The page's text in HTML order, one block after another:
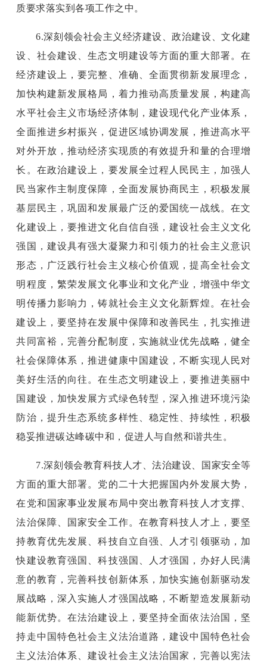
质要求落实到各项工作之中。
6.深刻领会社会主义经济建设、政治建设、文化建
设、社会建设、生态文明建设等方面的重大部署。在
经济建设上，要完整、准确、全面贯彻新发展理念，
加快构建新发展格局，着力推动高质量发展，构建高
水平社会主义市场经济体制，建设现代化产业体系，
全面推进乡村振兴，促进区域协调发展，推进高水平
对外开放，推动经济实现质的有效提升和量的合理增
长。在政治建设上，要发展全过程人民民主，加强人
民当家作主制度保障，全面发展协商民主，积极发展
基层民主，巩固和发展最广泛的爱国统一战线。在文
化建设上，要推进文化自信自强，建设社会主义文化
强国，建设具有强大凝聚力和引领力的社会主义意识
形态，广泛践行社会主义核心价值观，提高全社会文
明程度，繁荣发展文化事业和文化产业，增强中华文
明传播力影响力，铸就社会主义文化新辉煌。在社会
建设上，要坚持在发展中保障和改善民生，扎实推进
共同富裕，完善分配制度，实施就业优先战略，健全
社会保障体系，推进健康中国建设，不断实现人民对
美好生活的向往。在生态文明建设上，要推进美丽中
国建设，加快发展方式绿色转型，深入推进环境污染
防治，提升生态系统多样性、稳定性、持续性，积极
稳妥推进碳达峰碳中和，促进人与自然和谐共生。
7.深刻领会教育科技人才、法治建设、国家安全等
方面的重大部署。党的二十大把握国内外发展大势，
在党和国家事业发展布局中突出教育科技人才支撑、
法治保障、国家安全工作。在教育科技人才上，要坚
持教育优先发展、科技自立自强、人才引领驱动，加
快建设教育强国、科技强国、人才强国，办好人民满
意的教育，完善科技创新体系，加快实施创新驱动发
展战略，深入实施人才强国战略，不断塑造发展新动
能新优势。在法治建设上，要坚持全面依法治国，坚
持走中国特色社会主义法治道路，建设中国特色社会
主义法治体系、建设社会主义法治国家，完善以宪法